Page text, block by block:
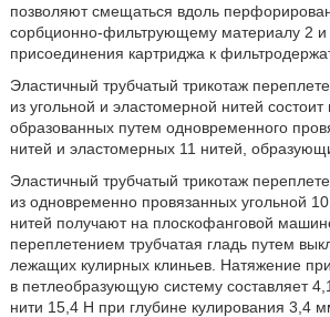
позволяют смещаться вдоль
сорбционно-фильтрующему материалу 2 и
присоединения картриджа к
Эластичный трубчатый трикотаж
из угольной и эластомерной нитей состоит
образованных путем одновременного
нитей и эластомерных 11 нитей,
Эластичный трубчатый трикотаж
из одновременно провязанных угольной
нитей получают на плоскофанговой
переплетением трубчатая гладь путем
лежащих кулирных клиньев. Натяжение
в петлеобразующую систему составляет
нити 15,4 Н при глубине кулирования 3,4